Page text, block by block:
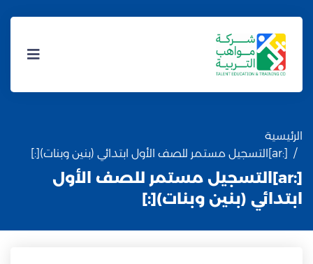
الرئيسية
[:ar]التسجيل مستمر للصف الأول ابتدائي (بنين وبنات)[:]
[:ar]التسجيل مستمر للصف الأول
ابتدائي (بنين وبنات)[:]